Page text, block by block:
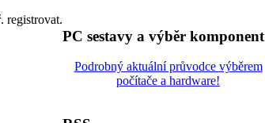
registrovat.
PC sestavy a výběr komponent
Podrobný aktuální průvodce výběrem
počítače a hardware!